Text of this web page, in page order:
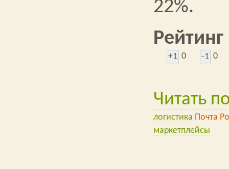
22%.
Рейтинг
+1 0 -1 0
Читать
логистика Почта
маркетплейсы